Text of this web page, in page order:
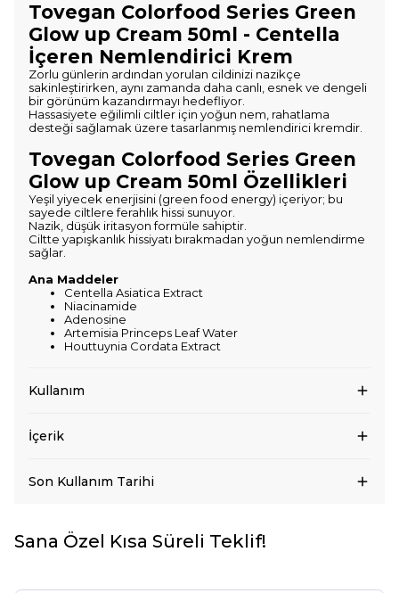
Tovegan Colorfood Series Green
Glow up Cream 50ml - Centella
İçeren Nemlendirici Krem
Zorlu günlerin ardından yorulan cildinizi nazikçe
sakinleştirirken, aynı zamanda daha canlı, esnek ve dengeli
bir görünüm kazandırmayı hedefliyor.
Hassasiyete eğilimli ciltler için yoğun nem, rahatlama
desteği sağlamak üzere tasarlanmış nemlendirici kremdir.
Tovegan Colorfood Series Green
Glow up Cream 50ml Özellikleri
Yeşil yiyecek enerjisini (green food energy) içeriyor; bu
sayede ciltlere ferahlık hissi sunuyor.
Nazik, düşük iritasyon formüle sahiptir.
Ciltte yapışkanlık hissiyatı bırakmadan yoğun nemlendirme
sağlar.
Ana Maddeler
Centella Asiatica Extract
Niacinamide
Adenosine
Artemisia Princeps Leaf Water
Houttuynia Cordata Extract
Kullanım
İçerik
Son Kullanım Tarihi
Sana Özel Kısa Süreli Teklif!